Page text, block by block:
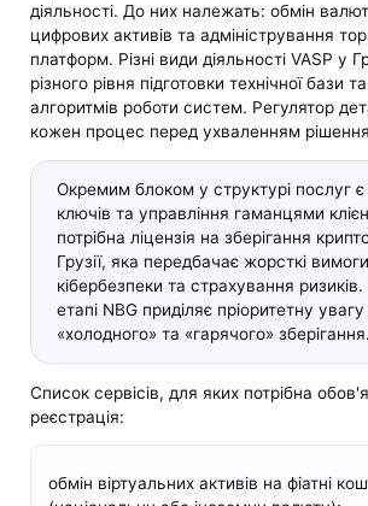
діяльності. До них належать: обмін
цифрових активів та адміністрування
платформ. Різні види діяльності VASP у
різного рівня підготовки технічної бази
алгоритмів роботи систем. Регулятор
кожен процес перед ухваленням
Окремим блоком у структурі послуг є
ключів та управління гаманцями
потрібна ліцензія на зберігання
Грузії, яка передбачає жорсткі
кібербезпеки та страхування
етапі NBG приділяє пріоритетну
«холодного» та «гарячого» зберігання.
Список сервісів, для яких потрібна
реєстрація:
обмін віртуальних активів на фіатні